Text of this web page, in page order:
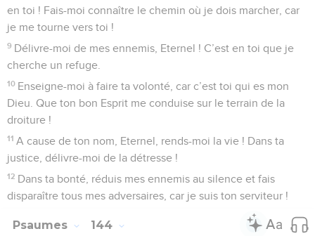
en toi ! Fais-moi connaître le chemin où je dois marcher, car
je me tourne vers toi !
9 Délivre-moi de mes ennemis, Eternel ! C’est en toi que je
cherche un refuge.
10 Enseigne-moi à faire ta volonté, car c’est toi qui es mon
Dieu. Que ton bon Esprit me conduise sur le terrain de la
droiture !
11 A cause de ton nom, Eternel, rends-moi la vie ! Dans ta
justice, délivre-moi de la détresse !
12 Dans ta bonté, réduis mes ennemis au silence et fais
disparaître tous mes adversaires, car je suis ton serviteur !
Psaumes 144